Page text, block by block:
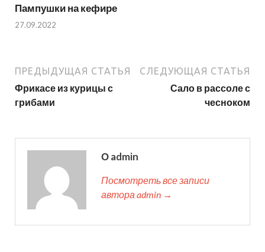
Пампушки на кефире
27.09.2022
ПРЕДЫДУЩАЯ СТАТЬЯ
Фрикасе из курицы с
грибами
СЛЕДУЮЩАЯ СТАТЬЯ
Сало в рассоле с
чесноком
О admin
Посмотреть все записи
автора admin →